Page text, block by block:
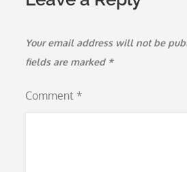
Your email address will not be
fields are marked *
Comment *